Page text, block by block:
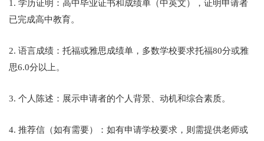
1. 学历证明：高中毕业证书和成绩单（中英文），证明申请者
已完成高中教育。
2. 语言成绩：托福或雅思成绩单，多数学校要求托福80分或雅
思6.0分以上。
3. 个人陈述：展示申请者的个人背景、动机和综合素质。
4. 推荐信（如有需要）：如有申请学校要求，则需提供老师或